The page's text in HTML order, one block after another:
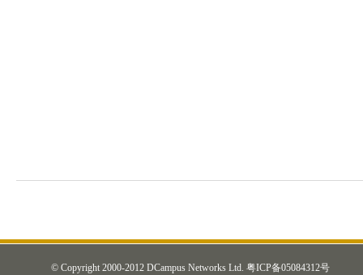
© Copyright 2000-2012 DCampus Networks Ltd.粤ICP备05084312号